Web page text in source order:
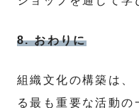
8. おわりに
組織文化の構築は
る最も重要な活動の